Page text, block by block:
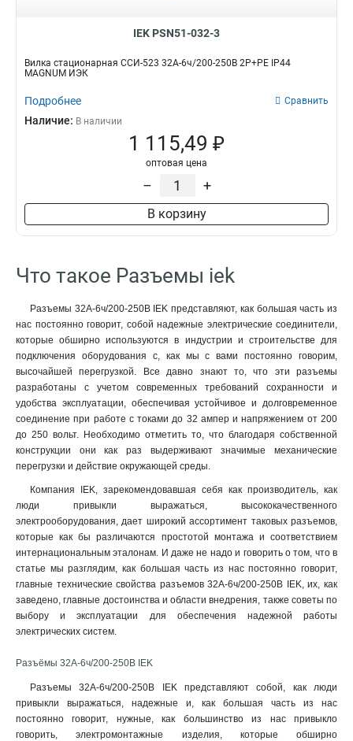
114 1
133 1
035
034 1
025
024
015
014
1
013 1
ВБп3-1-0м 4
РБп14-1-0м 5
IEK PSN51-032-3
Вилка стационарная ССИ-523 32А-6ч/200-250В 2Р+РЕ IP44
MAGNUM ИЭК
Подробнее Сравнить
Наличие: В наличии
1 115,49 ₽
оптовая цена
– +
В корзину
Что такое Разъемы iek
Разъемы 32А-6ч/200-250В IEK представляют, как большая часть из
нас постоянно говорит, собой надежные электрические соединители,
которые обширно используются в индустрии и строительстве для
подключения оборудования с, как мы с вами постоянно говорим,
высочайшей перегрузкой. Все давно знают то, что эти разъемы
разработаны с учетом современных требований сохранности и
удобства эксплуатации, обеспечивая устойчивое и долговременное
соединение при работе с токами до 32 ампер и напряжением от 200
до 250 вольт. Необходимо отметить то, что благодаря собственной
конструкции они как раз выдерживают значимые механические
перегрузки и действие окружающей среды.
Компания IEK, зарекомендовавшая себя как производитель, как
люди привыкли выражаться, высококачественного
электрооборудования, дает широкий ассортимент таковых разъемов,
которые как бы различаются простотой монтажа и соответствием
интернациональным эталонам. И даже не надо и говорить о том, что в
статье мы разглядим, как большая часть из нас постоянно говорит,
главные технические свойства разъемов 32А-6ч/200-250В IEK, их, как
заведено, главные достоинства и области внедрения, также советы по
выбору и эксплуатации для обеспечения надежной работы
электрических систем.
Разъёмы 32А-6ч/200-250В IEK
Разъемы 32А-6ч/200-250В IEK представляют собой, как люди
привыкли выражаться, надежные и, как большая часть из нас
постоянно говорит, нужные, как большинство из нас привыкло
говорить, электромонтажные изделия, которые обширно